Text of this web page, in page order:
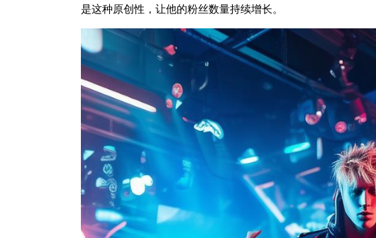
是这种原创性，让他的粉丝数量持续增长。